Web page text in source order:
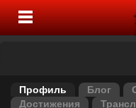
Профиль Блог
Достижения